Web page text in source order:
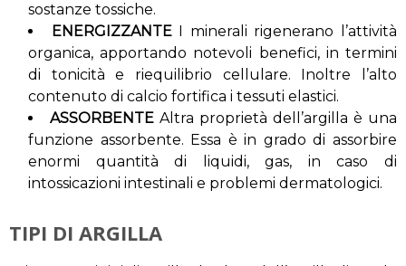
sostanze tossiche.
ENERGIZZANTEI minerali rigenerano l’attività
organica, apportando notevoli benefici, in termini
di tonicità e riequilibrio cellulare. Inoltre l’alto
contenuto di calcio fortifica i tessuti elastici.
ASSORBENTE Altra proprietà dell’argilla è una
funzione assorbente. Essa è in grado di assorbire
enormi quantità di liquidi, gas, in caso di
intossicazioni intestinali e problemi dermatologici.
TIPI DI ARGILLA